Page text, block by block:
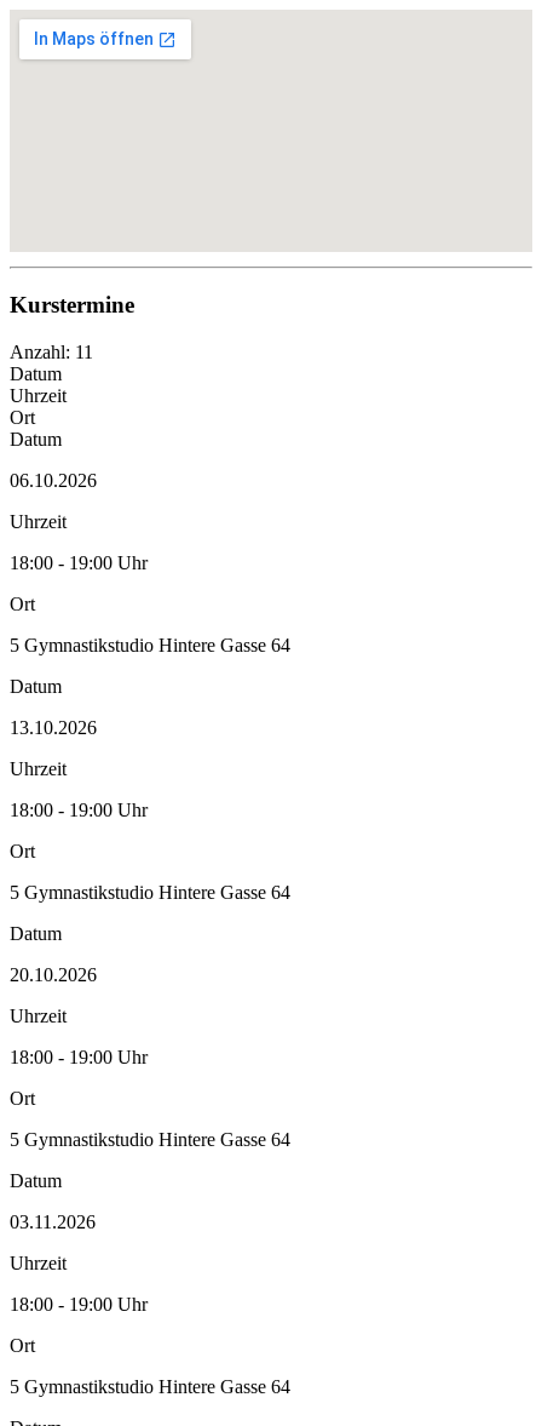
Kurstermine
Anzahl: 11
Datum
Uhrzeit
Ort
Datum
06.10.2026
Uhrzeit
18:00 - 19:00 Uhr
Ort
5 Gymnastikstudio Hintere Gasse 64
Datum
13.10.2026
Uhrzeit
18:00 - 19:00 Uhr
Ort
5 Gymnastikstudio Hintere Gasse 64
Datum
20.10.2026
Uhrzeit
18:00 - 19:00 Uhr
Ort
5 Gymnastikstudio Hintere Gasse 64
Datum
03.11.2026
Uhrzeit
18:00 - 19:00 Uhr
Ort
5 Gymnastikstudio Hintere Gasse 64